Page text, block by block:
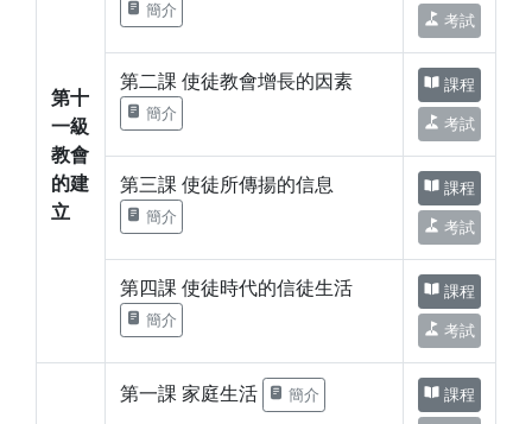
第十
一級
教會
的建
立
簡介
考試
第二課 使徒教會增長的因素
簡介
課程
考試
第三課 使徒所傳揚的信息
簡介
課程
考試
第四課 使徒時代的信徒生活
簡介
課程
考試
第一課 家庭生活 簡介 課程